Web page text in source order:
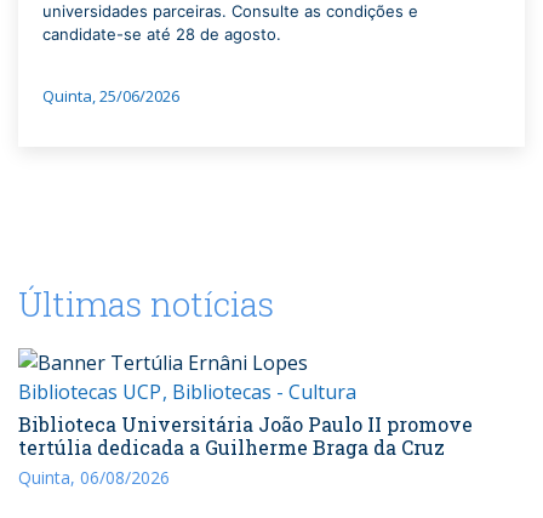
universidades parceiras. Consulte as condições e
candidate-se até 28 de agosto.
Quinta, 25/06/2026
Últimas notícias
Bibliotecas UCP Bibliotecas - Cultura
Biblioteca Universitária João Paulo II promove
tertúlia dedicada a Guilherme Braga da Cruz
Quinta, 06/08/2026